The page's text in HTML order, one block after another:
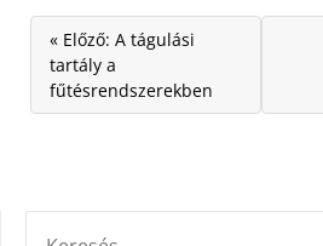
« Előző: A tágulási
tartály a
fűtésrendszerekben